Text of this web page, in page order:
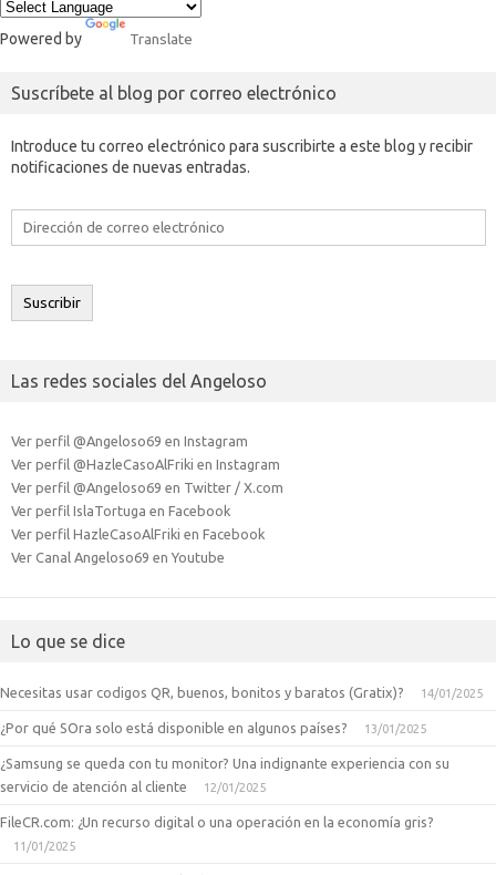
Powered by Translate
Suscríbete al blog por correo electrónico
Introduce tu correo electrónico para suscribirte a este blog y recibir
notificaciones de nuevas entradas.
Dirección
electrónico
Suscribir
Las redes sociales del Angeloso
Ver perfil @Angeloso69 en Instagram
Ver perfil @HazleCasoAlFriki en Instagram
Ver perfil @Angeloso69 en Twitter / X.com
Ver perfil IslaTortuga en Facebook
Ver perfil HazleCasoAlFriki en Facebook
Ver Canal Angeloso69 en Youtube
Lo que se dice
Necesitas usar codigos QR, buenos, bonitos y baratos (Gratix)? 14/01/2025
¿Por qué SOra solo está disponible en algunos países? 13/01/2025
¿Samsung se queda con tu monitor? Una indignante experiencia con su
servicio de atención al cliente
12/01/2025
FileCR.com: ¿Un recurso digital o una operación en la economía gris?
11/01/2025